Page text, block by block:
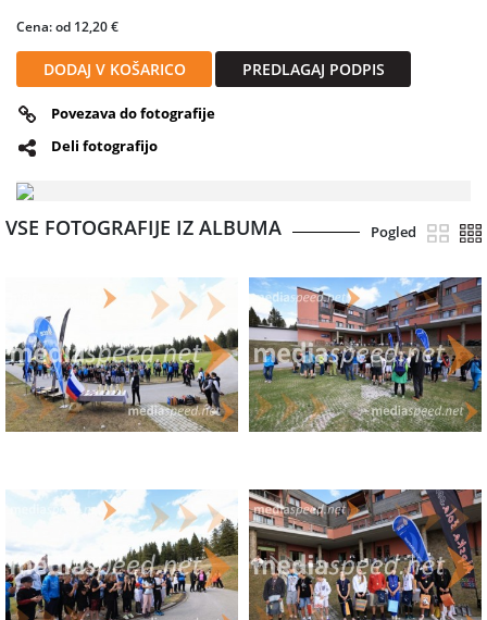
Cena: od 12,20 €
DODAJ V KOŠARICO PREDLAGAJ PODPIS
Povezava do fotografije
Deli fotografijo
VSE FOTOGRAFIJE IZ ALBUMA Pogled